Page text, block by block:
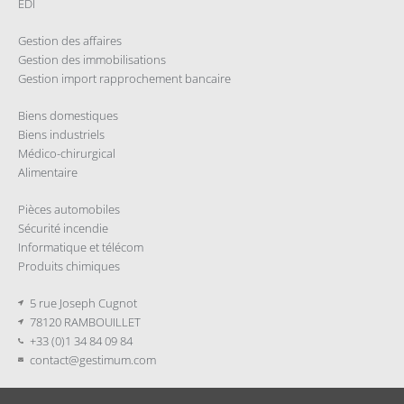
EDI
Gestion des affaires
Gestion des immobilisations
Gestion import rapprochement bancaire
Biens domestiques
Biens industriels
Médico-chirurgical
Alimentaire
Pièces automobiles
Sécurité incendie
Informatique et télécom
Produits chimiques
5 rue Joseph Cugnot
78120 RAMBOUILLET
+33 (0)1 34 84 09 84
contact@gestimum.com